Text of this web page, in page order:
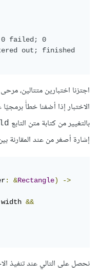
0 failed; 0
out; finished
اجتزنا اختبارين متتالين،
الاختبار إذا أضفنا خطأً
بالتغيير من كتابة متن التابع
إشارة أصغر من عند
: &Rectangle)
->
width &&
نحصل على التالي عند تنفيذ